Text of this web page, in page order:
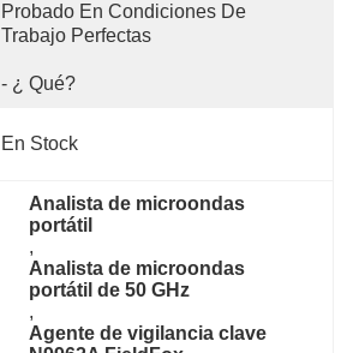
Probado En Condiciones De
Trabajo Perfectas
- ¿ Qué?
En Stock
Analista de microondas
portátil
,
Analista de microondas
portátil de 50 GHz
,
Agente de vigilancia clave